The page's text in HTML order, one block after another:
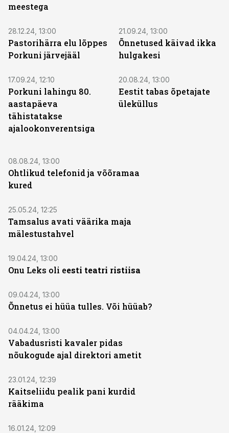
meestega
28.12.24, 13:00
Pastorihärra elu lõppes
Porkuni järvejääl
21.09.24, 13:00
Õnnetused käivad ikka
hulgakesi
17.09.24, 12:10
Porkuni lahingu 80.
aastapäeva
tähistatakse
ajalookonverentsiga
20.08.24, 13:00
Eestit tabas õpetajate
üleküllus
08.08.24, 13:00
Ohtlikud telefonid ja võõramaa
kured
25.05.24, 12:25
Tamsalus avati väärika maja
mälestustahvel
19.04.24, 13:00
Onu Leks oli eesti teatri ristiisa
09.04.24, 13:00
Õnnetus ei hüüa tulles. Või hüüab?
04.04.24, 13:00
Vabadusristi kavaler pidas
nõukogude ajal direktori ametit
23.01.24, 12:39
Kaitseliidu pealik pani kurdid
rääkima
16.01.24, 12:09